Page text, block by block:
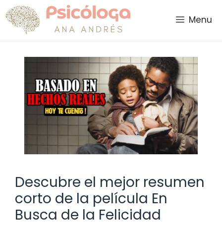
Saltar
al
contenido
Menu
Descubre el mejor resumen
corto de la película En
Busca de la Felicidad